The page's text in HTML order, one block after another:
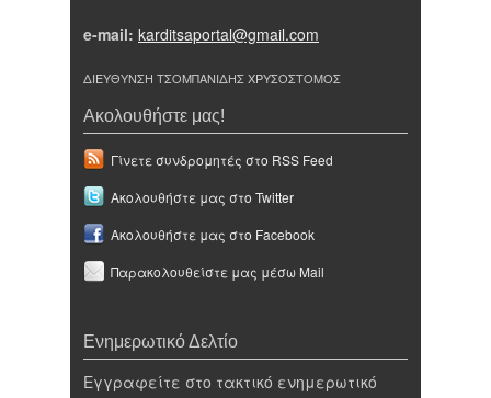
e-mail: karditsaportal@gmail.com
ΔΙΕΥΘΥΝΣΗ ΤΣΟΜΠΑΝΙΔΗΣ ΧΡΥΣΟΣΤΟΜΟΣ
Ακολουθήστε μας!
Γίνετε συνδρομητές στο RSS Feed
Ακολουθήστε μας στο Twitter
Ακολουθήστε μας στο Facebook
Παρακολουθείστε μας μέσω Mail
Ενημερωτικό Δελτίο
Εγγραφείτε στο τακτικό ενημερωτικό